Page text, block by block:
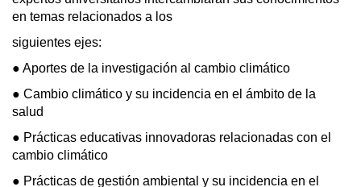
en temas relacionados a los
siguientes ejes:
● Aportes de la investigación al cambio climático
● Cambio climático y su incidencia en el ámbito de la
salud
● Prácticas educativas innovadoras relacionadas con el
cambio climático
● Prácticas de gestión ambiental y su incidencia en el